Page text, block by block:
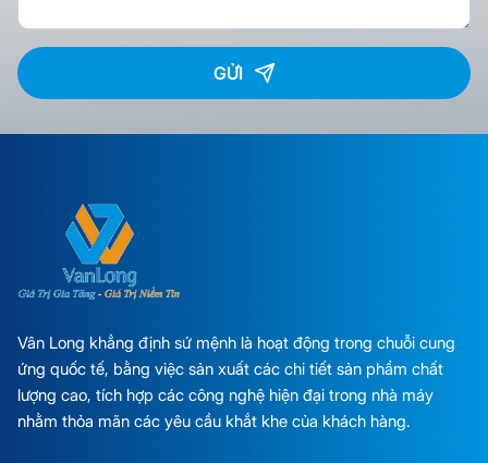
GỬI
Vân Long khẳng định sứ mệnh là hoạt động trong chuỗi cung
ứng quốc tế, bằng việc sản xuất các chi tiết sản phẩm chất
lượng cao, tích hợp các công nghệ hiện đại trong nhà máy
nhằm thỏa mãn các yêu cầu khắt khe của khách hàng.